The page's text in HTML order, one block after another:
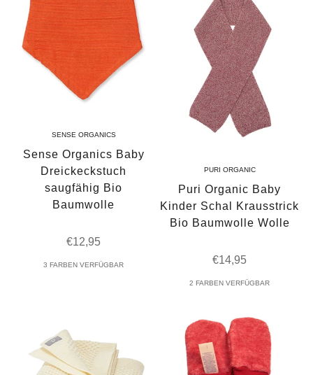
SENSE ORGANICS
Sense Organics Baby
Dreickeckstuch
saugfähig Bio
Baumwolle
Angebot
€12,95
3 FARBEN VERFÜGBAR
PURI ORGANIC
Puri Organic Baby
Kinder Schal Krausstrick
Bio Baumwolle Wolle
Angebot
€14,95
2 FARBEN VERFÜGBAR